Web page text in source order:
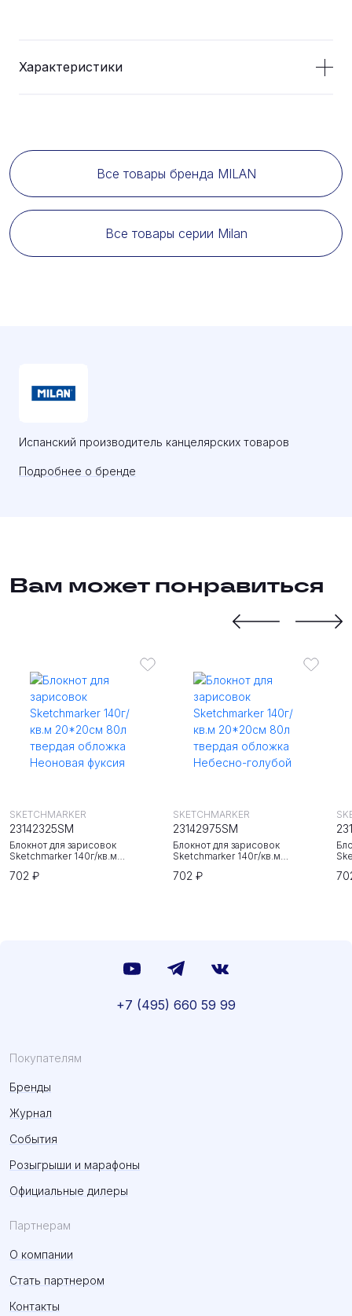
Характеристики
Все товары бренда MILAN
Все товары серии Milan
Испанский производитель канцелярских товаров
Подробнее о бренде
Вам может понравиться
702 ₽
Блокнот для зарисовок
Sketchmarker 140г/кв.м
Неоновая фуксия
SKETCHMARKER
23142325SM
702 ₽
Блокнот для зарисовок
Sketchmarker 140г/кв.м
Небесно-голубой
SKETCHMARKER
23142975SM
Покупателям
Бренды
Журнал
События
Розыгрыши и марафоны
Официальные дилеры
Партнерам
О компании
Стать партнером
Контакты
+7 (495) 660 59 99